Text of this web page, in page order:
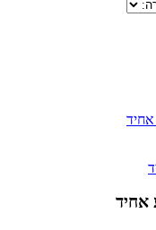
אחיד